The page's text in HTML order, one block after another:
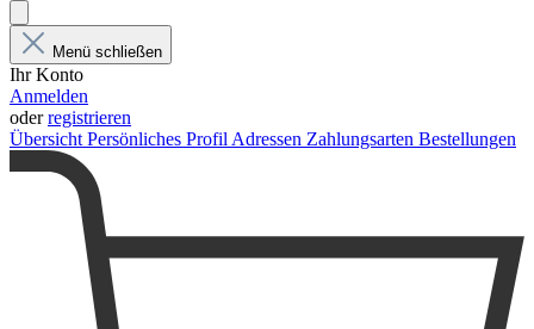
Menü schließen
Ihr Konto
Anmelden
oderregistrieren
Übersicht Persönliches Profil Adressen Zahlungsarten Bestellungen